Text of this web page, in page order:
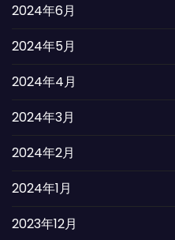
2024年6月
2024年5月
2024年4月
2024年3月
2024年2月
2024年1月
2023年12月